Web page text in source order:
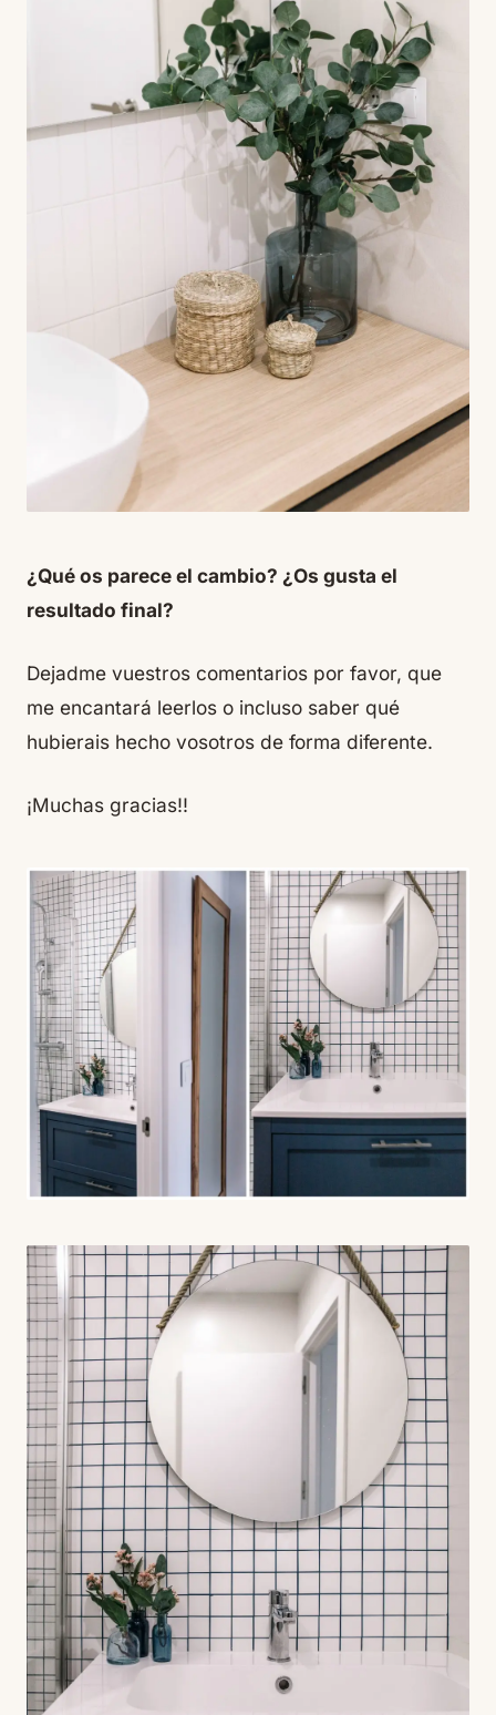
¿Qué os parece el cambio? ¿Os gusta el
resultado final?
Dejadme vuestros comentarios por favor, que
me encantará leerlos o incluso saber qué
hubierais hecho vosotros de forma diferente.
¡Muchas gracias!!